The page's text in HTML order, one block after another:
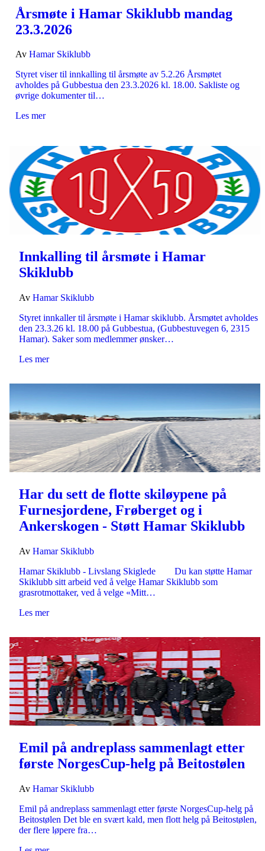
Årsmøte i Hamar Skiklubb mandag
23.3.2026
Av Hamar Skiklubb
Styret viser til innkalling til årsmøte av 5.2.26 Årsmøtet
avholdes på Gubbestua den 23.3.2026 kl. 18.00. Sakliste og
øvrige dokumenter til…
Les mer
Innkalling til årsmøte i Hamar
Skiklubb
Av Hamar Skiklubb
Styret innkaller til årsmøte i Hamar skiklubb. Årsmøtet avholdes
den 23.3.26 kl. 18.00 på Gubbestua, (Gubbestuvegen 6, 2315
Hamar). Saker som medlemmer ønsker…
Les mer
Har du sett de flotte skiløypene på
Furnesjordene, Frøberget og i
Ankerskogen - Støtt Hamar Skiklubb
Av Hamar Skiklubb
Hamar Skiklubb - Livslang Skiglede Du kan støtte Hamar
Skiklubb sitt arbeid ved å velge Hamar Skiklubb som
grasrotmottaker, ved å velge «Mitt…
Les mer
Emil på andreplass sammenlagt etter
første NorgesCup-helg på Beitostølen
Av Hamar Skiklubb
Emil på andreplass sammenlagt etter første NorgesCup-helg på
Beitostølen Det ble en svært kald, men flott helg på Beitostølen,
der flere løpere fra…